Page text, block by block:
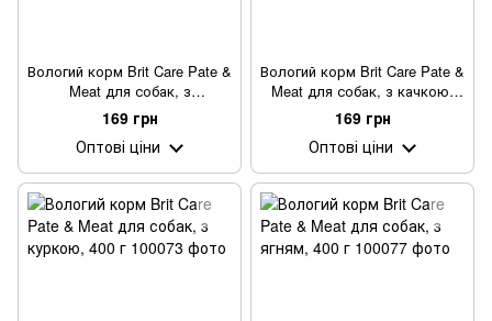
Вологий корм Brit Care Pate &
Meat для собак, з
яловичиною та індичкою,
400 г
169 грн
Оптові ціни
Вологий корм Brit Care Pate &
Meat для собак, з качкою,
400 г
169 грн
Оптові ціни